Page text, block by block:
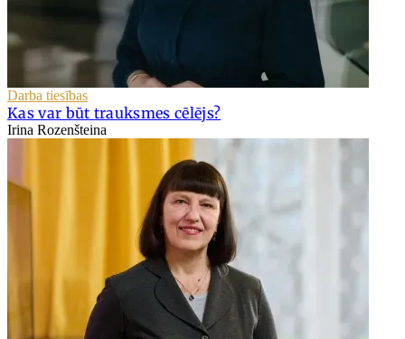
Darba tiesības
Kas var būt trauksmes cēlējs?
Irina Rozenšteina